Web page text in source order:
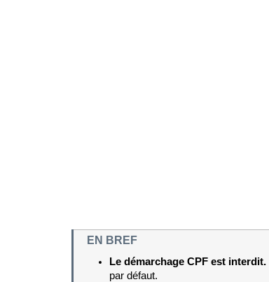
EN BREF
Le démarchage CPF est interdit.
par défaut.